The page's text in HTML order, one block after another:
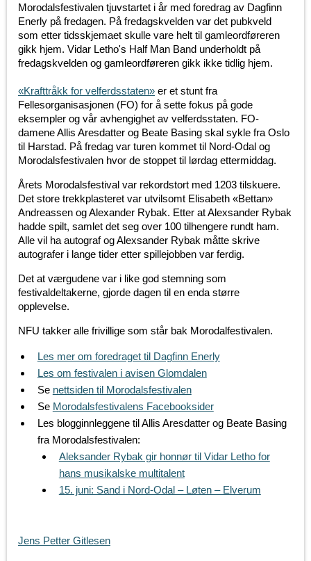
Morodalsfestivalen tjuvstartet i år med foredrag av Dagfinn
Enerly på fredagen. På fredagskvelden var det pubkveld
som etter tidsskjemaet skulle vare helt til gamleordføreren
gikk hjem. Vidar Letho's Half Man Band underholdt på
fredagskvelden og gamleordføreren gikk ikke tidlig hjem.
«Krafttråkk for velferdsstaten» er et stunt fra
Fellesorganisasjonen (FO) for å sette fokus på gode
eksempler og vår avhengighet av velferdsstaten. FO-
damene Allis Aresdatter og Beate Basing skal sykle fra Oslo
til Harstad. På fredag var turen kommet til Nord-Odal og
Morodalsfestivalen hvor de stoppet til lørdag ettermiddag.
Årets Morodalsfestival var rekordstort med 1203 tilskuere.
Det store trekkplasteret var utvilsomt Elisabeth «Bettan»
Andreassen og Alexander Rybak. Etter at Alexsander Rybak
hadde spilt, samlet det seg over 100 tilhengere rundt ham.
Alle vil ha autograf og Alexsander Rybak måtte skrive
autografer i lange tider etter spillejobben var ferdig.
Det at værgudene var i like god stemning som
festivaldeltakerne, gjorde dagen til en enda større
opplevelse.
NFU takker alle frivillige som står bak Morodalfestivalen.
Les mer om foredraget til Dagfinn Enerly
Les om festivalen i avisen Glomdalen
Se nettsiden til Morodalsfestivalen
Se Morodalsfestivalens Facebooksider
Les blogginnleggene tilAllis Aresdatter og Beate Basing
fra Morodalsfestivalen:
Aleksander Rybak gir honnør til Vidar Letho for
hans musikalske multitalent
15. juni: Sand i Nord-Odal – Løten – Elverum
Jens Petter Gitlesen